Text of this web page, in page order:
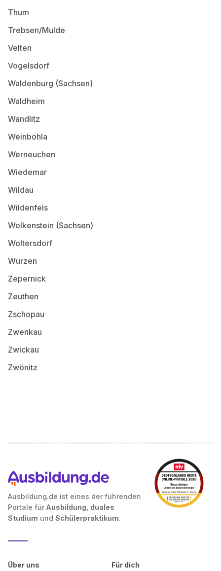
Thum
Trebsen/Mulde
Velten
Vogelsdorf
Waldenburg (Sachsen)
Waldheim
Wandlitz
Weinböhla
Werneuchen
Wiedemar
Wildau
Wildenfels
Wolkenstein (Sachsen)
Woltersdorf
Wurzen
Zepernick
Zeuthen
Zschopau
Zwenkau
Zwickau
Zwönitz
Ausbildung.de ist eines der führenden
Portale für Ausbildung, duales
Studium und Schülerpraktikum.
Über uns Für dich